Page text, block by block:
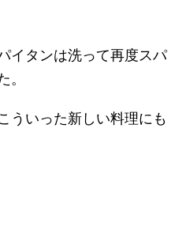
イタンは洗って再度スパ
。
ういった新しい料理にも